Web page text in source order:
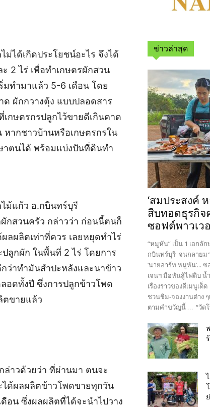
ได้เกิดประโยชน์อะไร จึงได้
2 ไร่ เพื่อทำเกษตรผักสวน
มทำมาแล้ว 5-6 เดือน โดย
ผักกวางตุ้ง แบบปลอดสาร
กษตรกรปลูกไว้ขายดีเกินคาด
ากชาวบ้านหรือเกษตรกรใน
าตนได้ พร้อมแบ่งปันที่ดินทำ
ม้แก้ว อ.กบินทร์บุรี
กสวนครัว กล่าวว่า ก่อนนี้ตนก็
ลผลิตเท่าที่ควร เลยหยุดทำไร่
ลูกผัก ในพื้นที่ 2 ไร่ โดยการ
ว่าทำมันสำปะหลังและนาข้าว
อดทั้งปี ซึ่งการปลูกข้าวโพด
ตขายแล้ว
าวด้วยว่า ที่ผ่านมา ตนจะ
ได้ผลผลิตข้าวโพดขายทุกวัน
อน ซึ่งผลผลิตที่ได้จะนำไปวาง
ข่าวล่าสุด
‘สมประสงค์
สืบทอดธุรกิจ
ซอฟต์พาวเว
“หมูหัน” เป็น 1 เอกลั
กบินทร์บุรี จนกลายม
‘นายอาร์ท หมูหัน’...
เจนฯ มือหันสู้ไฟดิบ น้
เรื่องราวของดีเมนูเ
ชวนชิม-จองงานต่าง
ตามคำขวัญนี้ … “วัด